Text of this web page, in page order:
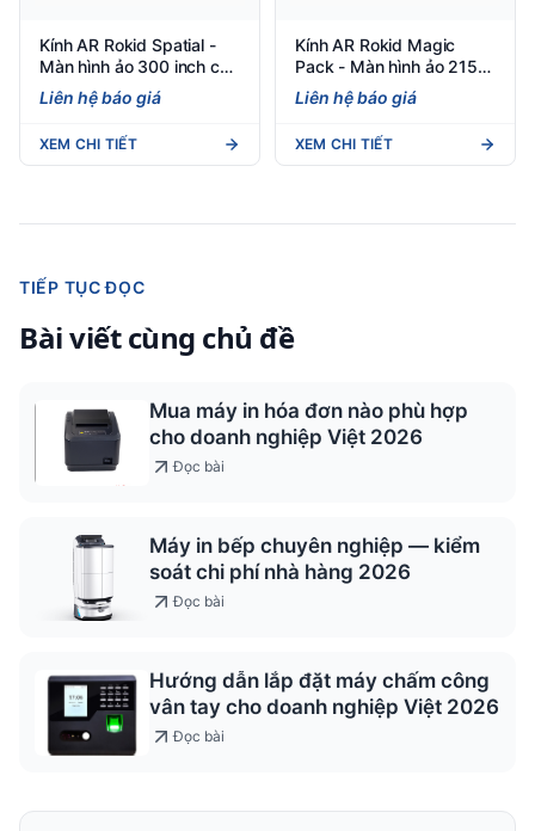
Kính AR Rokid Spatial -
Màn hình ảo 300 inch cho
doanh nghiệp đa nhiệm
Liên hệ báo giá
XEM CHI TIẾT
Kính AR Rokid Magic
Pack - Màn hình ảo 215
inch cho game thủ &
doanh nhân
Liên hệ báo giá
XEM CHI TIẾT
TIẾP TỤC ĐỌC
Bài viết cùng chủ đề
Mua máy in hóa đơn nào phù hợp
cho doanh nghiệp Việt 2026
Đọc bài
Máy in bếp chuyên nghiệp — kiểm
soát chi phí nhà hàng 2026
Đọc bài
Hướng dẫn lắp đặt máy chấm công
vân tay cho doanh nghiệp Việt 2026
Đọc bài